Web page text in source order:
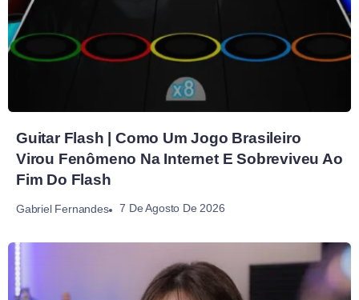
Guitar Flash | Como Um Jogo Brasileiro
Virou Fenômeno Na Internet E Sobreviveu Ao
Fim Do Flash
Gabriel Fernandes 7 De Agosto De 2026